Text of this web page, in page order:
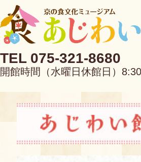
TEL 075-321-8680
開館時間（水曜日休館日）
EN